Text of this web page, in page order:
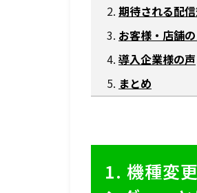
期待される配
お客様・店舗
導入企業様の声
まとめ
1. 機種変